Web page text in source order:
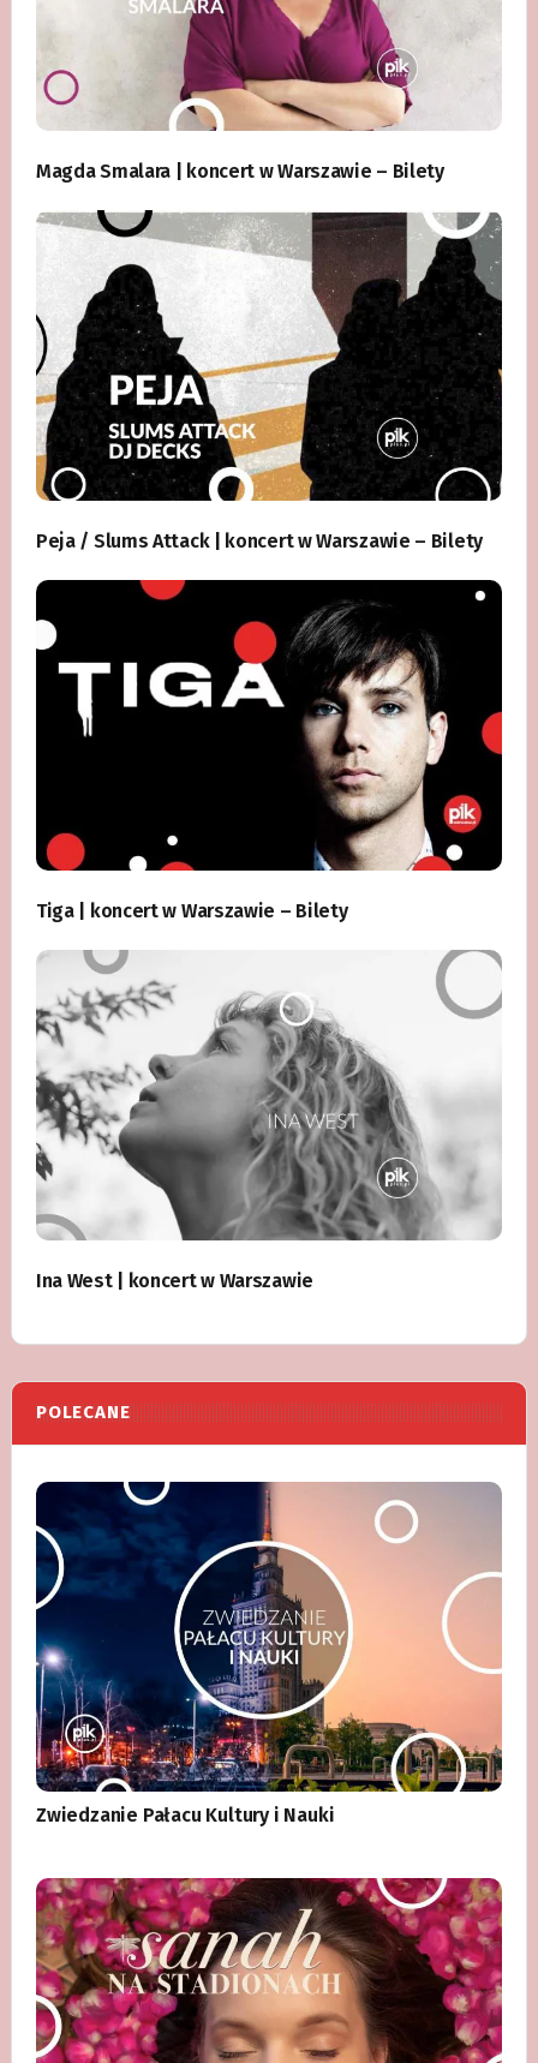
Magda Smalara | koncert w Warszawie – Bilety
Peja / Slums Attack | koncert w Warszawie – Bilety
Tiga | koncert w Warszawie – Bilety
Ina West | koncert w Warszawie
POLECANE
Zwiedzanie Pałacu Kultury i Nauki